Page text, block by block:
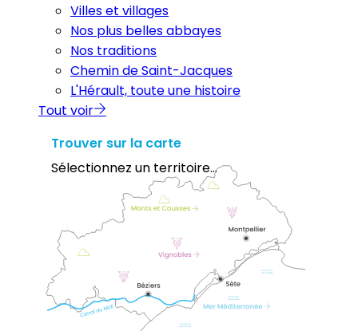
Villes et villages
Nos plus belles abbayes
Nos traditions
Chemin de Saint-Jacques
L'Hérault, toute une histoire
Tout voir
Trouver sur la carte
Sélectionnez un territoire...